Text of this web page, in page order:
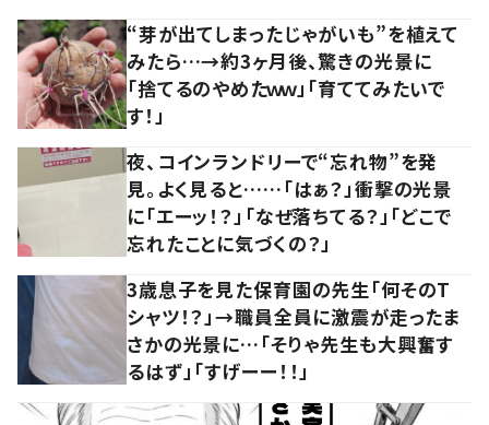
“芽が出てしまったじゃがいも”を植えて
みたら…→約3ヶ月後、驚きの光景に
「捨てるのやめたｗｗ」「育ててみたいで
す！」
夜、コインランドリーで“忘れ物”を発
見。よく見ると……「はぁ？」衝撃の光景
に「エーッ！？」「なぜ落ちてる？」「どこで
忘れたことに気づくの？」
3歳息子を見た保育園の先生「何そのT
シャツ！？」→職員全員に激震が走ったま
さかの光景に…「そりゃ先生も大興奮す
るはず」「すげーー！！」